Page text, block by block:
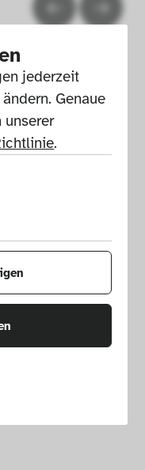
jederzeit
Genaue
Informationen finden Sie in unserer
.
durch